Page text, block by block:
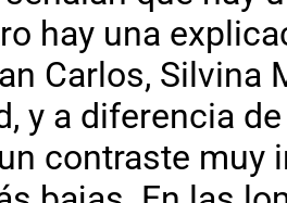
hay una
Carlos, Silvina
y a diferencia
contraste muy